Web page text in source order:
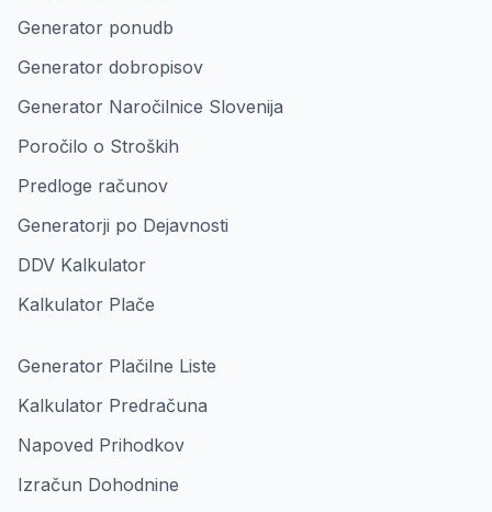
Generator ponudb
Generator dobropisov
Generator Naročilnice Slovenija
Poročilo o Stroških
Predloge računov
Generatorji po Dejavnosti
DDV Kalkulator
Kalkulator Plače
Generator Plačilne Liste
Kalkulator Predračuna
Napoved Prihodkov
Izračun Dohodnine